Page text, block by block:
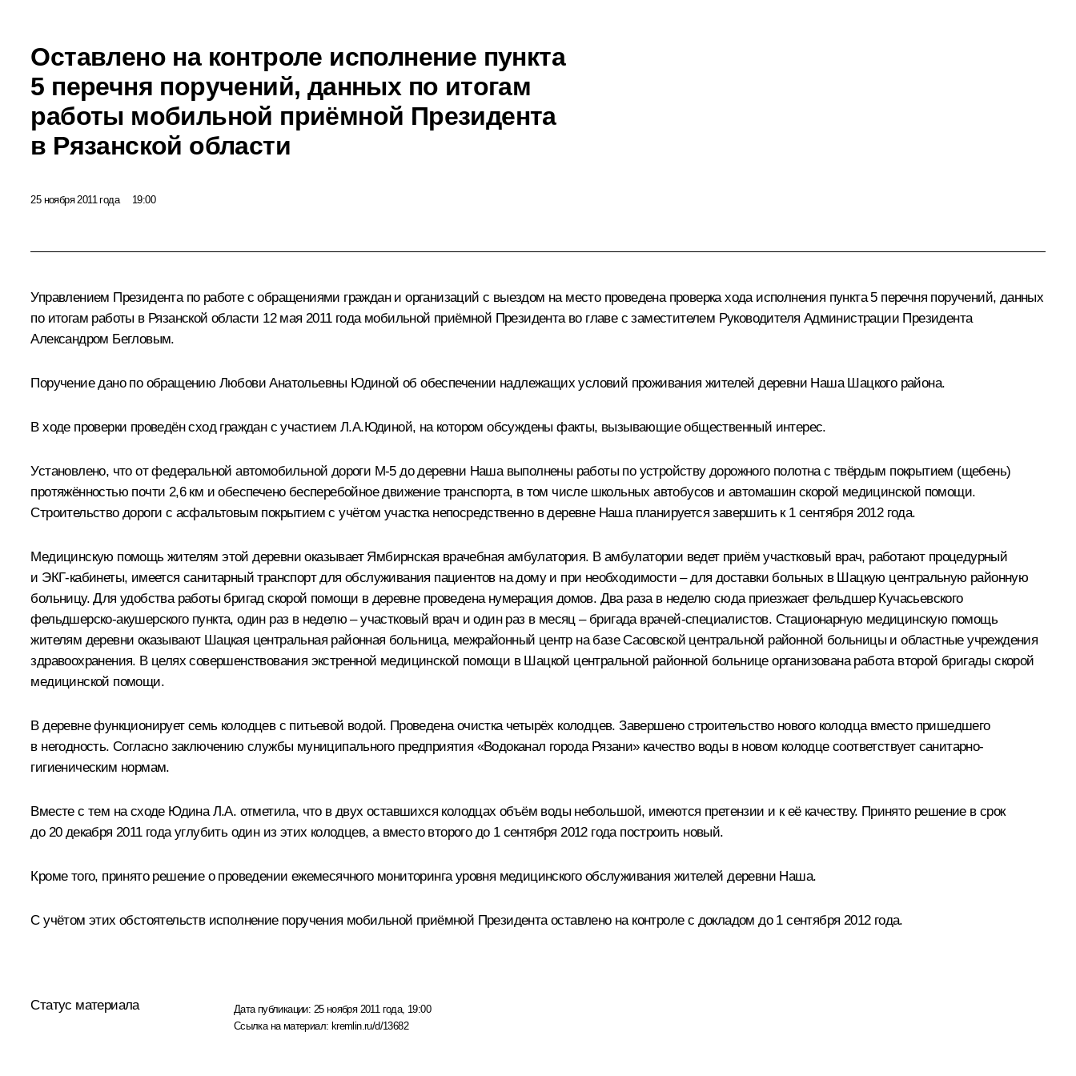
Оставлено на контроле исполнение пункта
5 перечня поручений, данных по итогам
работы мобильной приёмной Президента
в Рязанской области
25 ноября 2011 года 19:00
Управлением Президента по работе с обращениями граждан и организаций с выездом на место проведена проверка хода исполнения пункта 5 перечня поручений, данных
по итогам работы в Рязанской области 12 мая 2011 года мобильной приёмной Президента во главе с заместителем Руководителя Администрации Президента
Александром Бегловым.
Поручение дано по обращению Любови Анатольевны Юдиной об обеспечении надлежащих условий проживания жителей деревни Наша Шацкого района.
В ходе проверки проведён сход граждан с участием Л.А.Юдиной, на котором обсуждены факты, вызывающие общественный интерес.
Установлено, что от федеральной автомобильной дороги М-5 до деревни Наша выполнены работы по устройству дорожного полотна с твёрдым покрытием (щебень)
протяжённостью почти 2,6 км и обеспечено бесперебойное движение транспорта, в том числе школьных автобусов и автомашин скорой медицинской помощи.
Строительство дороги с асфальтовым покрытием с учётом участка непосредственно в деревне Наша планируется завершить к 1 сентября 2012 года.
Медицинскую помощь жителям этой деревни оказывает Ямбирнская врачебная амбулатория. В амбулатории ведет приём участковый врач, работают процедурный
и ЭКГ-кабинеты, имеется санитарный транспорт для обслуживания пациентов на дому и при необходимости – для доставки больных в Шацкую центральную районную
больницу. Для удобства работы бригад скорой помощи в деревне проведена нумерация домов. Два раза в неделю сюда приезжает фельдшер Кучасьевского
фельдшерско-акушерского пункта, один раз в неделю – участковый врач и один раз в месяц – бригада врачей-специалистов. Стационарную медицинскую помощь
жителям деревни оказывают Шацкая центральная районная больница, межрайонный центр на базе Сасовской центральной районной больницы и областные учреждения
здравоохранения. В целях совершенствования экстренной медицинской помощи в Шацкой центральной районной больнице организована работа второй бригады скорой
медицинской помощи.
В деревне функционирует семь колодцев с питьевой водой. Проведена очистка четырёх колодцев. Завершено строительство нового колодца вместо пришедшего
в негодность. Согласно заключению службы муниципального предприятия «Водоканал города Рязани» качество воды в новом колодце соответствует санитарно-
гигиеническим нормам.
Вместе с тем на сходе Юдина Л.А. отметила, что в двух оставшихся колодцах объём воды небольшой, имеются претензии и к её качеству. Принято решение в срок
до 20 декабря 2011 года углубить один из этих колодцев, а вместо второго до 1 сентября 2012 года построить новый.
Кроме того, принято решение о проведении ежемесячного мониторинга уровня медицинского обслуживания жителей деревни Наша.
С учётом этих обстоятельств исполнение поручения мобильной приёмной Президента оставлено на контроле с докладом до 1 сентября 2012 года.
Статус материала Дата публикации: 25 ноября 2011 года, 19:00
Ссылка на материал: kremlin.ru/d/13682